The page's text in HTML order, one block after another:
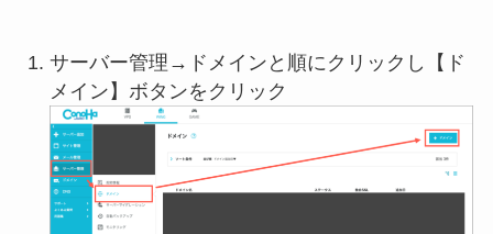
サーバー管理→ドメインと順にクリックし【ド
メイン】ボタンをクリック